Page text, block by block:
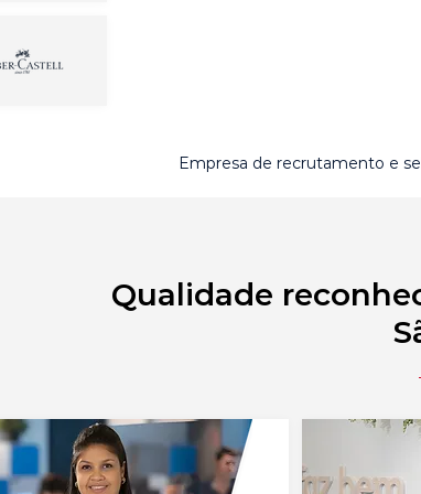
Empresa de recrutamento e
Qualidade